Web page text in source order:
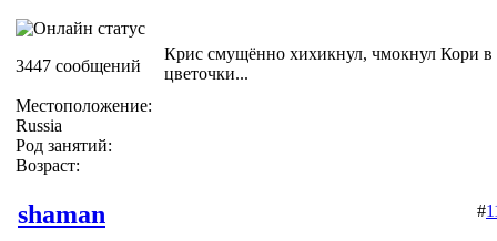
3447 сообщений
Местоположение:
Russia
Род занятий:
Возраст:
Крис смущённо хихикнул, чмокнул Кори в
цветочки...
shaman #